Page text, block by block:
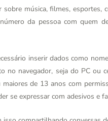
música, filmes, esportes,
da pessoa com quem
inserir dados como
navegador, seja do PC ou
de 13 anos com
se expressar com adesivos e